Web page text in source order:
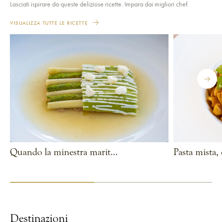
Lasciati ispirare da queste deliziose ricette. Impara dai migliori chef.
VISUALIZZA TUTTE LE RICETTE
Quando la minestra marita il futuro
Destinazioni